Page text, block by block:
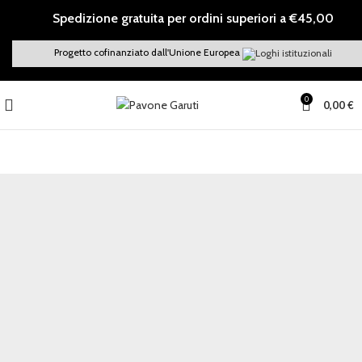
Spedizione gratuita per ordini superiori a €45,00
Progetto cofinanziato dall'Unione Europea
0 0,00€